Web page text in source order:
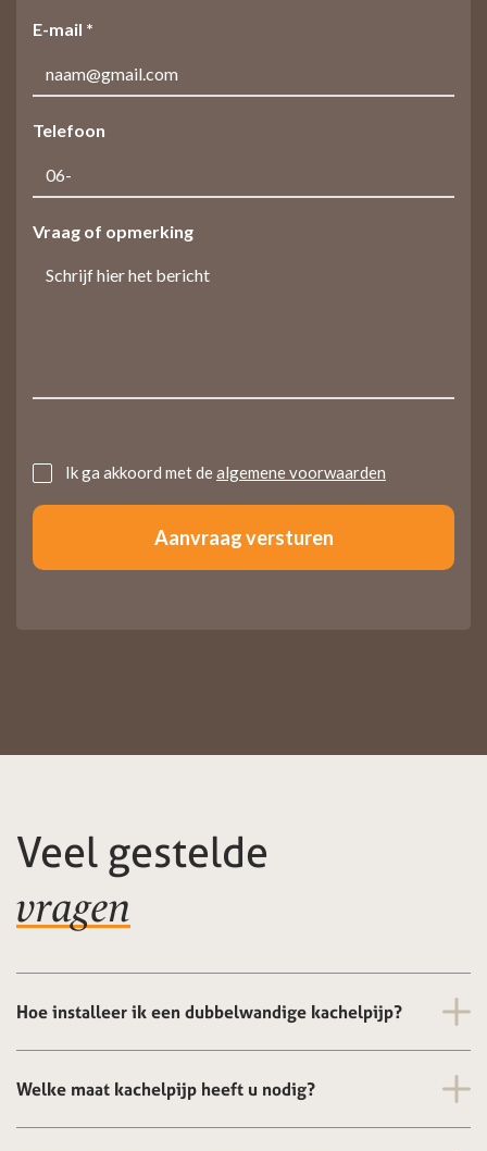
E-mail *
Telefoon
Vraag of opmerking
UntitledIk ga akkoord met dealgemene voorwaarden
Veel gestelde
vragen
Hoe installeer ik een dubbelwandige kachelpijp?
Welke maat kachelpijp heeft u nodig?